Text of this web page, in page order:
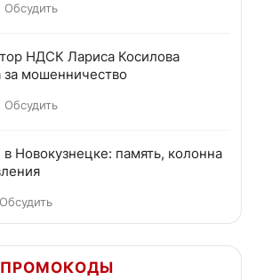
Обсудить
НДСК Лариса Косилова
за мошенничество
Обсудить
Новокузнецке: память, колонна
Обсудить
ПРОМОКОДЫ